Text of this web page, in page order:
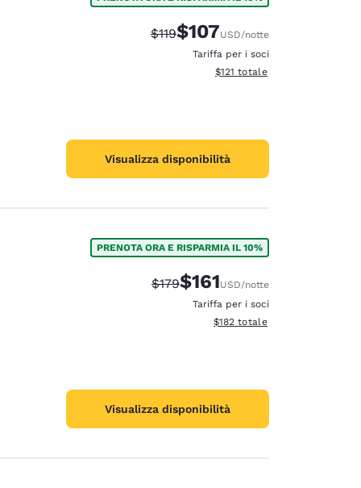
Tariffa di barratura:
$119Tariffa scontata:
$107USD/notte
Tariffa per i soci
Visualizza i dettagli totali
$121 totale
Visualizza disponibilità
PRENOTA ORA E RISPARMIA IL 10%
Tariffa di barratura:
$179Tariffa scontata:
$161USD/notte
Tariffa per i soci
Visualizza i dettagli totali
$182 totale
Visualizza disponibilità